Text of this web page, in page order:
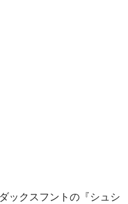
ックスフントの『シュシ